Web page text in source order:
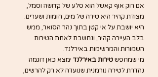
אם רוק אוף קאשל הוא סלע של קדושה וסמל,
מצודת קהיר היא טירה של מים, חומות ושערים.
היא יושבת על אי קטן בתוך נהר הסואר, ממש
בלב העיירה קהיר, ונחשבת לאחת הטירות
השמורות והמרשימות באירלנד.
מי שמחפש טירות באירלנד ימצא כאן דוגמה
נהדרת לטירה נורמנית שנועדה לא רק להרשים,